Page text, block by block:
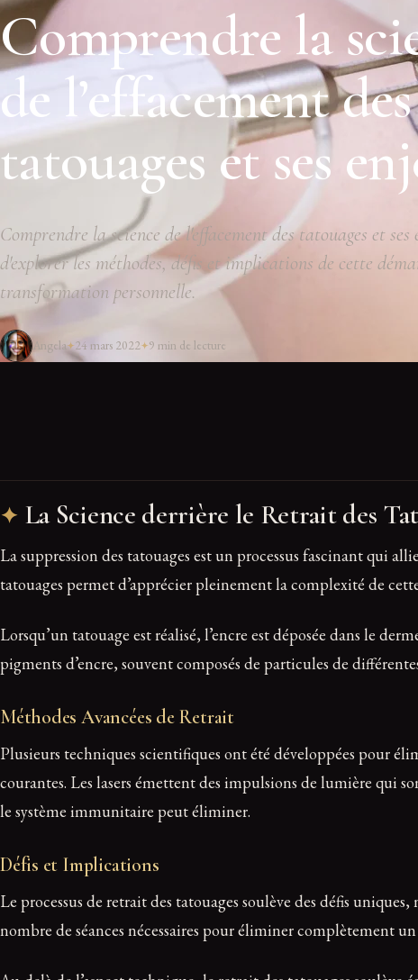
Comprendre la
de l’effacement des
tatouages et ses
Comprendre la science de l'effacement des tatouages et
d'explorer les méthodes, défis et implications de cette
transformation personnelle.
Angela 24 mars 2022 9 min de lecture
La Science derrière le Retrait des
La suppression des tatouages est un processus fascinant qui
tatouages permet d’apprécier pleinement la complexité de
Lorsqu’un tatouage est réalisé, l’encre est déposée dans le
pigments d’encre, souvent composés de particules de
Méthodes Avancées de Retrait
Plusieurs techniques scientifiques ont été développées pour
courantes. Les lasers émettent des impulsions de lumière qui
le système immunitaire peut éliminer.
Défis et Implications
Le processus de retrait des tatouages soulève des défis
nombre de séances nécessaires pour éliminer complètement